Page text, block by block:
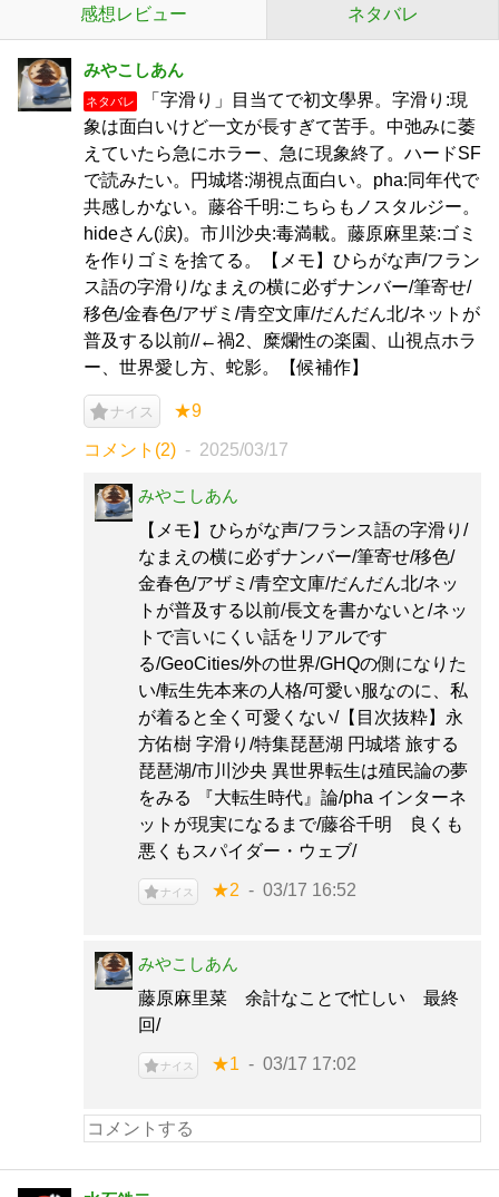
感想レビュー ネタバレ
みやこしあん
ネタバレ
「字滑り」目当てで初文學界。字滑り:現
象は面白いけど一文が長すぎて苦手。中弛みに萎
えていたら急にホラー、急に現象終了。ハードSF
で読みたい。円城塔:湖視点面白い。pha:同年代で
共感しかない。藤谷千明:こちらもノスタルジー。
hideさん(涙)。市川沙央:毒満載。藤原麻里菜:ゴミ
を作りゴミを捨てる。【メモ】ひらがな声/フラン
ス語の字滑り/なまえの横に必ずナンバー/筆寄せ/
移色/金春色/アザミ/青空文庫/だんだん北/ネットが
普及する以前//←禍2、糜爛性の楽園、山視点ホラ
ー、世界愛し方、蛇影。【候補作】
ナイス ★9
コメント(2) 2025/03/17
みやこしあん
【メモ】ひらがな声/フランス語の字滑り/
なまえの横に必ずナンバー/筆寄せ/移色/
金春色/アザミ/青空文庫/だんだん北/ネッ
トが普及する以前/長文を書かないと/ネッ
トで言いにくい話をリアルです
る/GeoCities/外の世界/GHQの側になりた
い/転生先本来の人格/可愛い服なのに、私
が着ると全く可愛くない/【目次抜粋】永
方佑樹 字滑り/特集琵琶湖 円城塔 旅する
琵琶湖/市川沙央 異世界転生は殖民論の夢
をみる 『大転生時代』論/pha インターネ
ットが現実になるまで/藤谷千明 良くも
悪くもスパイダー・ウェブ/
ナイス ★2 03/17 16:52
みやこしあん
藤原麻里菜 余計なことで忙しい 最終
回/
ナイス ★1 03/17 17:02